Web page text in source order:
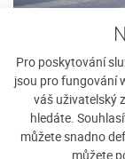
Pro poskytování
jsou pro fungování
váš uživatelský
hledáte.
můžete snadno
můžete
Lyžařský
Javorník na
Lyžařský areál
ideálním